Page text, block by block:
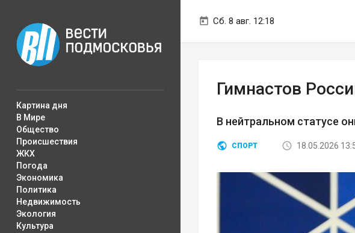
Сб. 8 авг. 12:18
Картина дня
В Мире
Общество
Происшествия
ЖКХ
Погода
Экономика
Политика
Недвижимость
Экология
Культура
Гимнастов
В нейтральном статусе
СПОРТ 18.05.2026